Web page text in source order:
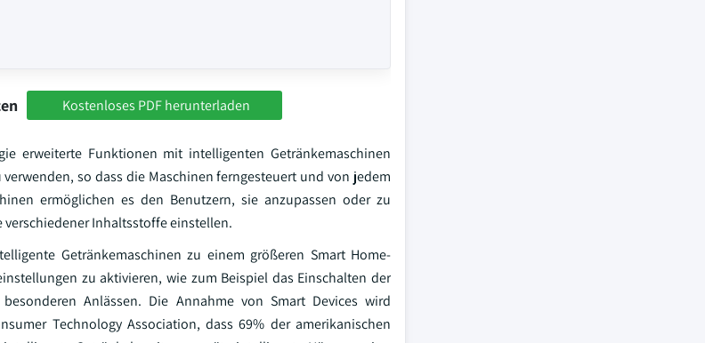
Kostenloses PDF herunterladen
erweiterte Funktionen mit intelligenten Getränkemaschinen
so dass die Maschinen ferngesteuert und von jedem
ermöglichen es den Benutzern, sie anzupassen oder zu
verschiedener Inhaltsstoffe einstellen.
Getränkemaschinen zu einem größeren Smart Home-
zu aktivieren, wie zum Beispiel das Einschalten der
Anlässen. Die Annahme von Smart Devices wird
Technology Association, dass 69% der amerikanischen